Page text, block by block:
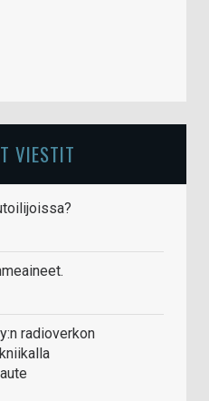
VIESTIT
radioverkon